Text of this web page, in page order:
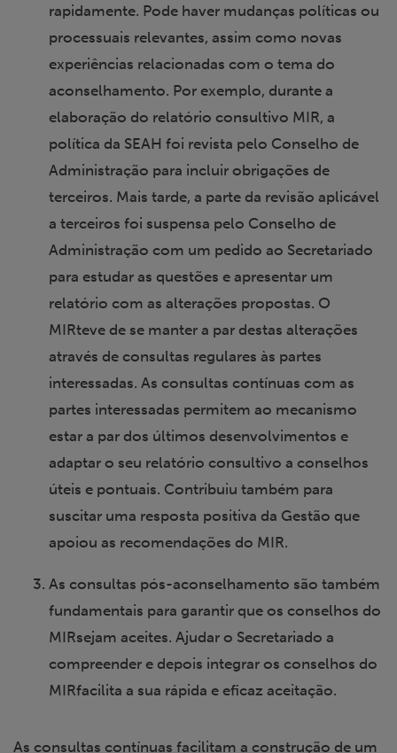
rapidamente. Pode haver mudanças políticas ou
processuais relevantes, assim como novas
experiências relacionadas com o tema do
aconselhamento. Por exemplo, durante a
elaboração do relatório consultivo MIR, a
política da SEAH foi revista pelo Conselho de
Administração para incluir obrigações de
terceiros. Mais tarde, a parte da revisão aplicável
a terceiros foi suspensa pelo Conselho de
Administração com um pedido ao Secretariado
para estudar as questões e apresentar um
relatório com as alterações propostas. O
MIRteve de se manter a par destas alterações
através de consultas regulares às partes
interessadas. As consultas contínuas com as
partes interessadas permitem ao mecanismo
estar a par dos últimos desenvolvimentos e
adaptar o seu relatório consultivo a conselhos
úteis e pontuais. Contribuiu também para
suscitar uma resposta positiva da Gestão que
apoiou as recomendações do MIR.
As consultas pós-aconselhamento são também
fundamentais para garantir que os conselhos do
MIRsejam aceites. Ajudar o Secretariado a
compreender e depois integrar os conselhos do
MIRfacilita a sua rápida e eficaz aceitação.
As consultas contínuas facilitam a construção de um